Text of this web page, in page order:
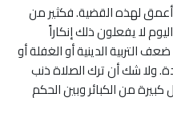
لهذه القضية. فكثير من
لا يفعلون ذلك إنكاراً
التربية الدينية أو الغفلة أو
ولا شك أن ترك الصلاة ذنب
كبيرة من الكبائر وبين الحكم